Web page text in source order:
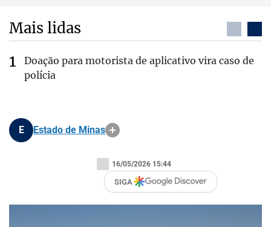
Mais lidas
Doação para motorista de aplicativo vira caso de
polícia
E Estado de Minas
16/05/2026 15:44
SIGA